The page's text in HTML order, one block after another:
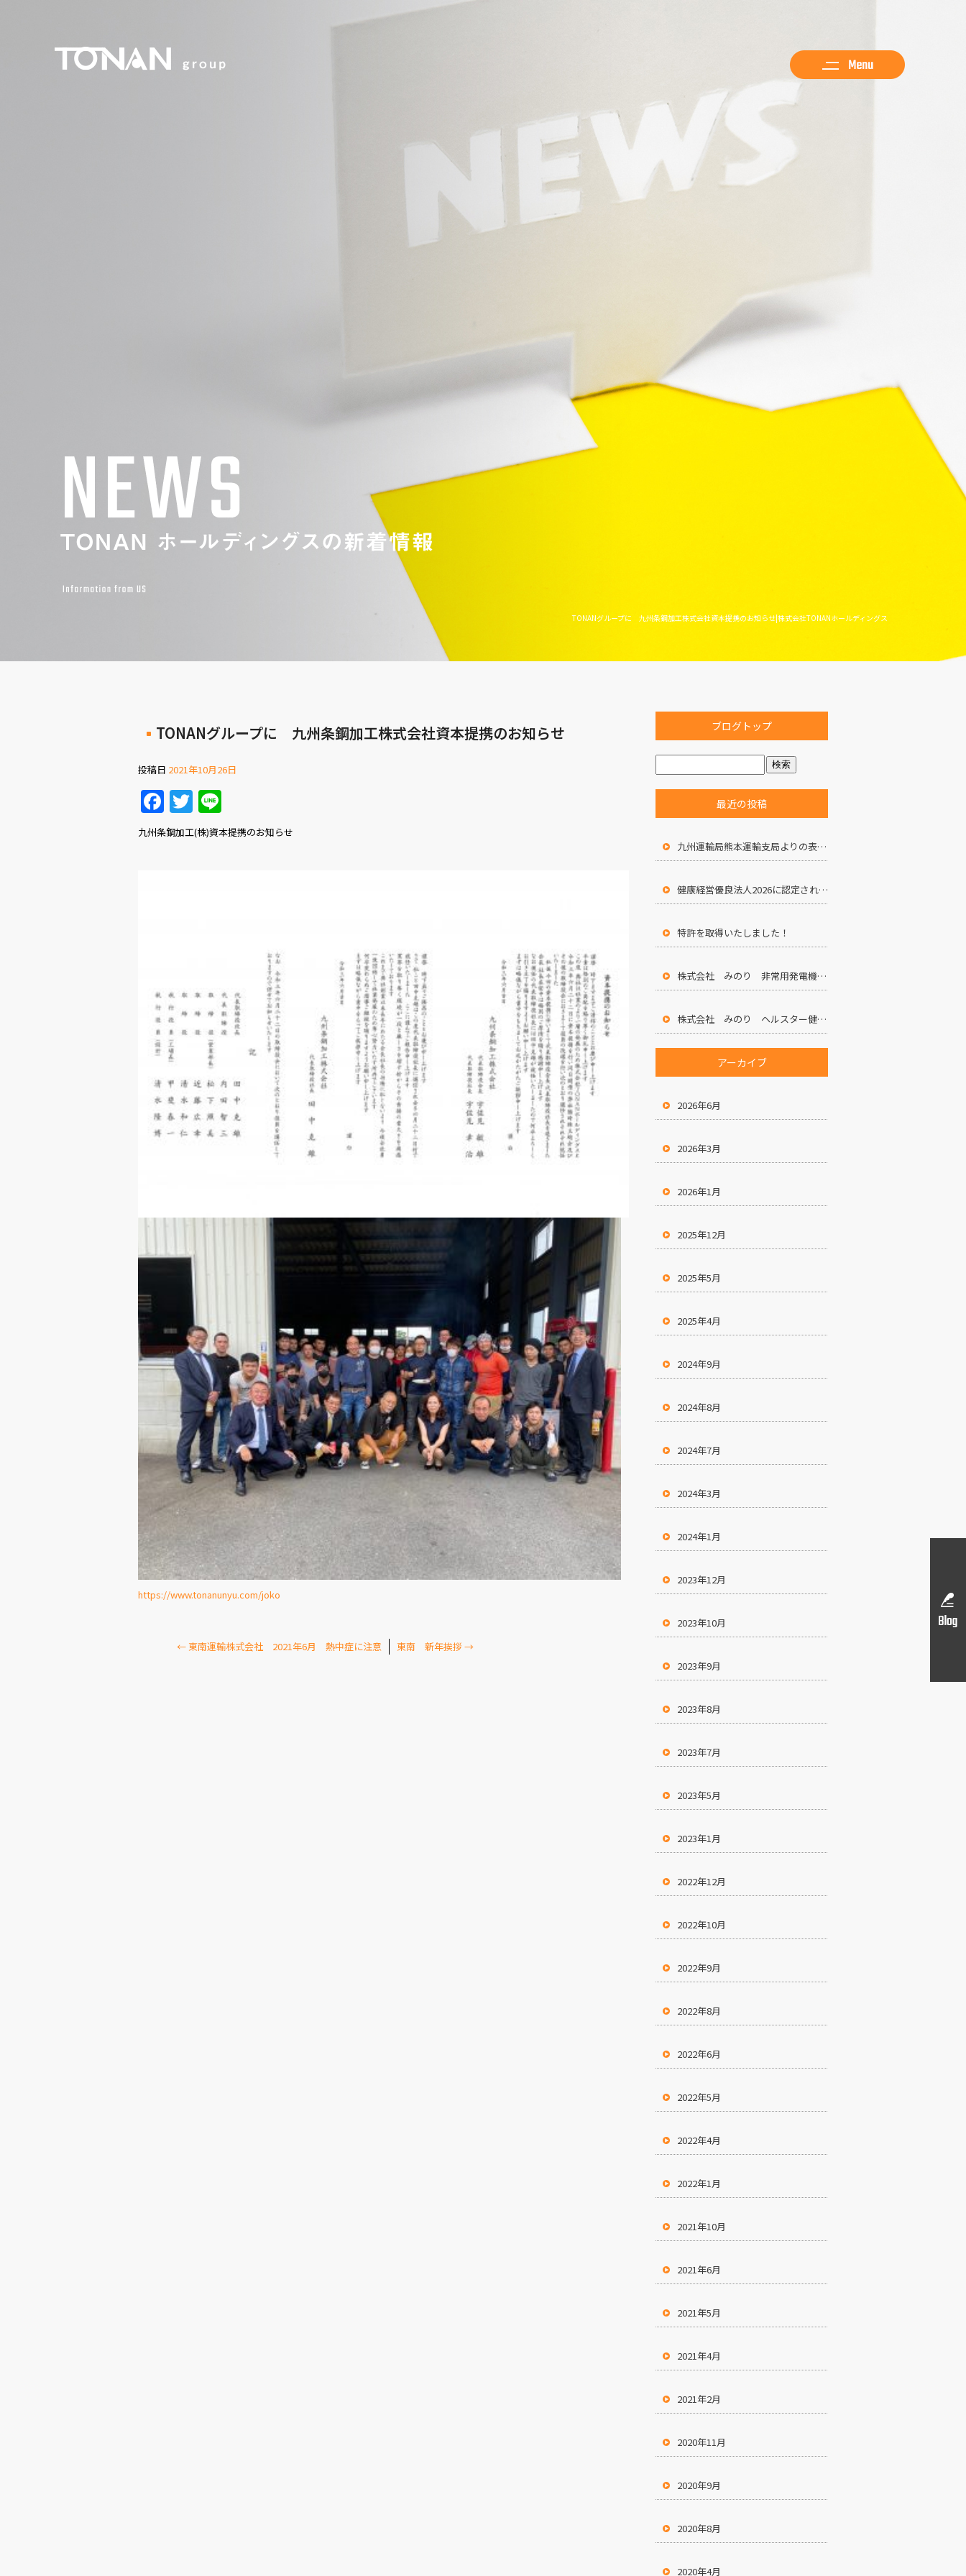
TONANグループに 九州条鋼加工株式会社資本提携のお知らせ|株式会社TONANホールディングス
TONANグループに 九州条鋼加工株式会社資本提携のお知らせ
投稿日 2021年10月26日
Facebook
Twitter
九州条鋼加工(株)資本提携のお知らせ
https://www.tonanunyu.com/joko
← 東南運輸株式会社 2021年6月 熱中症に注意 東南 新年挨拶 →
ブログトップ
最近の投稿
九州運輸局熊本運輸支局よりの表彰状
健康経営優良法人2026に認定されました
特許を取得いたしました！
株式会社 みのり 非常用発電機設置のお知らせ
株式会社 みのり ヘルスター健康宣言
アーカイブ
2026年6月
2026年3月
2026年1月
2025年12月
2025年5月
2025年4月
2024年9月
2024年8月
2024年7月
2024年3月
2024年1月
2023年12月
2023年10月
2023年9月
2023年8月
2023年7月
2023年5月
2023年1月
2022年12月
2022年10月
2022年9月
2022年8月
2022年6月
2022年5月
2022年4月
2022年1月
2021年10月
2021年6月
2021年5月
2021年4月
2021年2月
2020年11月
2020年9月
2020年8月
2020年4月